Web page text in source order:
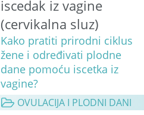
iscedak iz vagine
(cervikalna sluz)
Kako pratiti prirodni ciklus
žene i određivati plodne
dane pomoću iscetka iz
vagine?
OVULACIJA I PLODNI DANI